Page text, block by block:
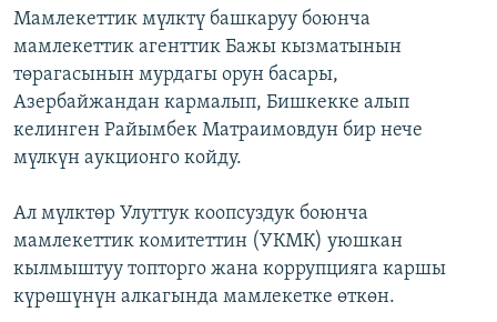
Мамлекеттик мүлктү башкаруу боюнча
мамлекеттик агенттик Бажы кызматынын
төрагасынын мурдагы орун басары,
Азербайжандан кармалып, Бишкекке алып
келинген Райымбек Матраимовдун бир нече
мүлкүн аукционго койду.
Ал мүлктөр Улуттук коопсуздук боюнча
мамлекеттик комитеттин (УКМК) уюшкан
кылмыштуу топторго жана коррупцияга каршы
күрөшүнүн алкагында мамлекетке өткөн.